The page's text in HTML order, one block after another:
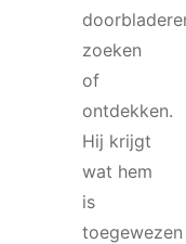
zoeken
of
ontdekken.
Hij krijgt
wat hem
is
toegewezen